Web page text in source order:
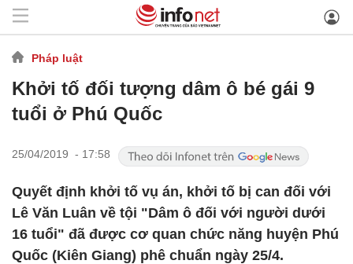
Pháp luật
Khởi tố đối tượng dâm ô bé gái 9
tuổi ở Phú Quốc
25/04/2019 - 17:58
Quyết định khởi tố vụ án, khởi tố bị can đối với
Lê Văn Luân về tội "Dâm ô đối với người dưới
16 tuổi" đã được cơ quan chức năng huyện Phú
Quốc (Kiên Giang) phê chuẩn ngày 25/4.